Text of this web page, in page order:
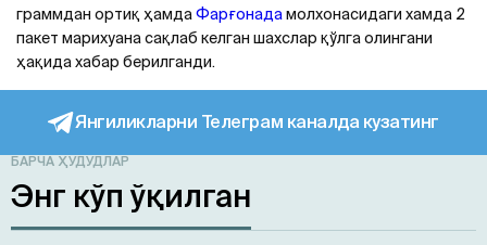
граммдан ортиқ ҳамдаФарғонадамолхонасидаги хамда 2
пакет марихуана сақлаб келган шахслар қўлга олингани
ҳақида хабар берилганди.
Янгиликларни Телеграм каналда кузатинг
БАРЧА ҲУДУДЛАР
Энг кўп ўқилган